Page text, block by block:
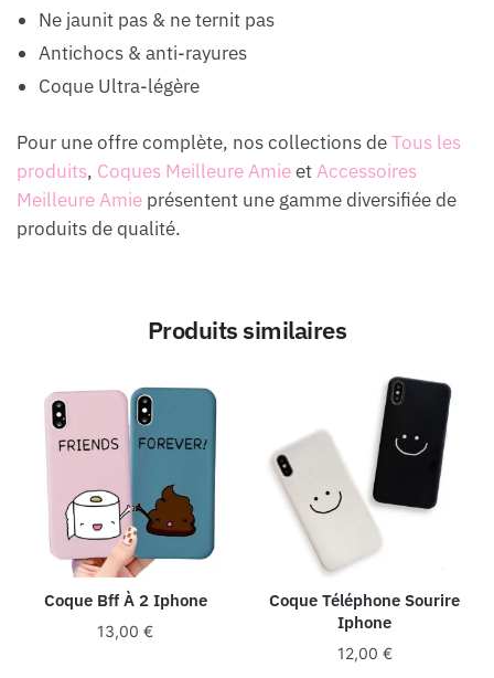
Ne jaunit pas & ne ternit pas
Antichocs & anti-rayures
Coque Ultra-légère
Pour une offre complète, nos collections deTous les
produits, Coques Meilleure AmieetAccessoires
Meilleure Amie présentent une gamme diversifiée de
produits de qualité.
Produits similaires
Coque Bff À 2 Iphone
13,00€
Coque Téléphone Sourire
Iphone
12,00 €